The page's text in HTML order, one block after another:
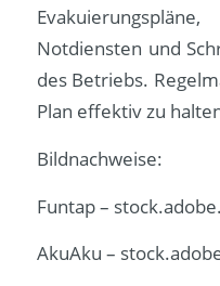
Notdiensten und
des Betriebs.
Plan effektiv zu
Bildnachweise:
Funtap–
AkuAku –